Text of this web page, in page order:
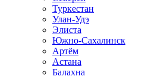
Туркестан
Улан-Удэ
Элиста
Южно-Сахалинск
Артём
Астана
Балахна